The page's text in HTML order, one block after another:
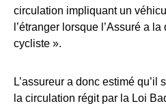
circulation impliquant un
l’étranger lorsque l’Assuré a
cycliste ».
L’assureur a donc estimé qu’il
la circulation régit par la Loi